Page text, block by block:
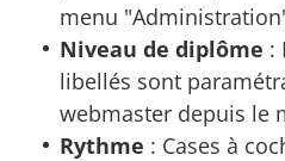
menu
Niveau de diplôme :
libellés sont
webmaster depuis le
Rythme : Cases à